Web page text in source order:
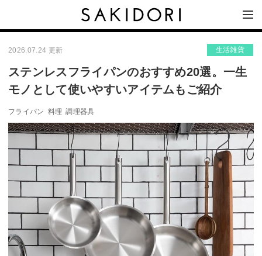
2026.07.24 更新 生活雑貨
ステンレスフライパンのおすすめ20選。一生
モノとして使いやすいアイテムもご紹介
フライパン 料理 調理器具